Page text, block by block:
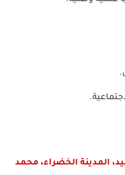
حي مولاي رشيد، المدينة الخضراء، محمد